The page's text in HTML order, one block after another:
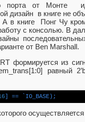
порта от Монте
дизайн в книге не
А в книге Понг Чу
с консолью. В
от Ben Marshall.
формируется из
равный
] == `IO_BASE);